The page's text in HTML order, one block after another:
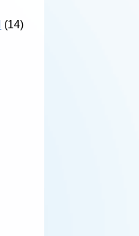
(14)